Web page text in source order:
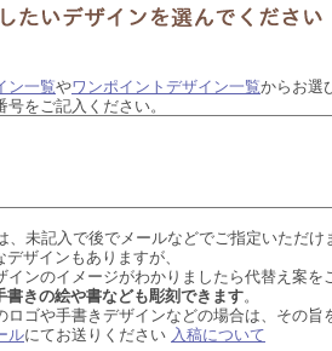
ン一覧やワンポイントデザイン一覧からお選
号をご記入ください。
未記入で後でメールなどでご指定いただけ
ザインもありますが、
インのイメージがわかりましたら代替え案を
きの絵や書なども彫刻できます。
ロゴや手書きデザインなどの場合は、その旨
ルにてお送りください 入稿について